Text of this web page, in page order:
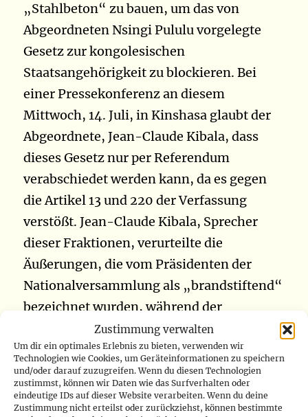
Zustimmung verwalten
Um dir ein optimales Erlebnis zu bieten, verwenden wir
Technologien wie Cookies, um Geräteinformationen zu speichern
und/oder darauf zuzugreifen. Wenn du diesen Technologien
zustimmst, können wir Daten wie das Surfverhalten oder
eindeutige IDs auf dieser Website verarbeiten. Wenn du deine
Zustimmung nicht erteilst oder zurückziehst, können bestimmte
„Stahlbeton“ zu bauen, um das von
Abgeordneten Nsingi Pululu vorgelegte
Gesetz zur kongolesischen
Staatsangehörigkeit zu blockieren. Bei
einer Pressekonferenz an diesem
Mittwoch, 14. Juli, in Kinshasa glaubt der
Abgeordnete, Jean-Claude Kibala, dass
dieses Gesetz nur per Referendum
verabschiedet werden kann, da es gegen
die Artikel 13 und 220 der Verfassung
verstößt. Jean-Claude Kibala, Sprecher
dieser Fraktionen, verurteilte die
Äußerungen, die vom Präsidenten der
Nationalversammlung als „brandstiftend“
bezeichnet wurden, während der
Plenarsitzung am Dienstag, 13. Juli, und
sagte, er befürchte, dass dieses Gesetz eine
Quelle tiefer Spaltungen in der Land sein
könnte. Das von Nsingi Pululu in die
Nationalversammlung eingebrachte